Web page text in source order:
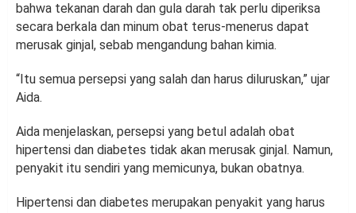
bahwa tekanan darah dan gula darah tak perlu diperiksa
secara berkala dan minum obat terus-menerus dapat
merusak ginjal, sebab mengandung bahan kimia.
“Itu semua persepsi yang salah dan harus diluruskan,” ujar
Aida.
Aida menjelaskan, persepsi yang betul adalah obat
hipertensi dan diabetes tidak akan merusak ginjal. Namun,
penyakit itu sendiri yang memicunya, bukan obatnya.
Hipertensi dan diabetes merupakan penyakit yang harus